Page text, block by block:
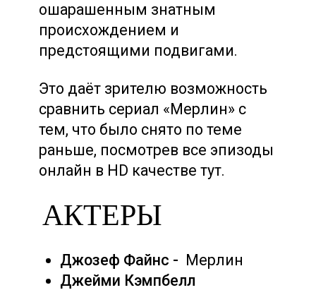
ошарашенным знатным
происхождением и
предстоящими подвигами.
Это даёт зрителю возможность
сравнить сериал «Мерлин» с
тем, что было снято по теме
раньше, посмотрев все эпизоды
онлайн в HD качестве тут.
АКТЕРЫ
Джозеф Файнс - Мерлин
Джейми Кэмпбелл